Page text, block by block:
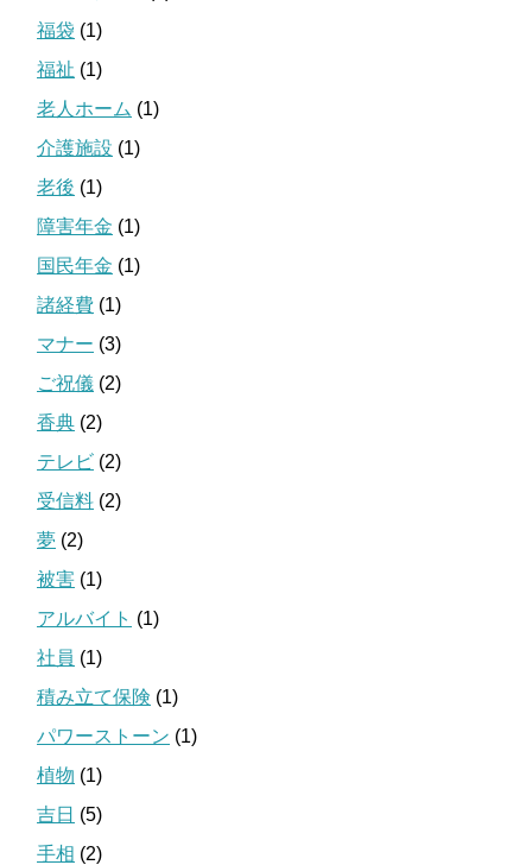
福袋 (1)
福祉 (1)
老人ホーム (1)
介護施設 (1)
老後 (1)
障害年金 (1)
国民年金 (1)
諸経費 (1)
マナー (3)
ご祝儀 (2)
香典 (2)
テレビ (2)
受信料 (2)
夢 (2)
被害 (1)
アルバイト (1)
社員 (1)
積み立て保険 (1)
パワーストーン (1)
植物 (1)
吉日 (5)
手相 (2)